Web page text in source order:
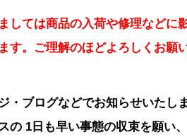
しては商品の入荷や修理などに
す。ご理解のほどよろしくお願
・ブログなどでお知らせいたし
の 1日も早い事態の収束を願い